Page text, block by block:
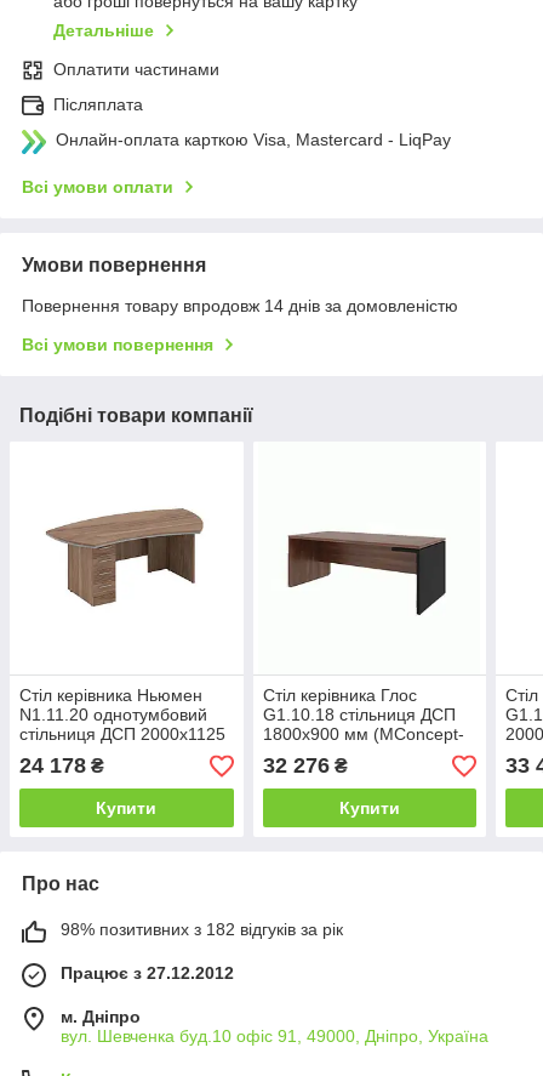
Детальніше
Оплатити частинами
Післяплата
Онлайн-оплата карткою Visa, Mastercard - LiqPay
Всі умови оплати
Умови повернення
Повернення товару впродовж 14 днів за домовленістю
Всі умови повернення
Подібні товари компанії
Стіл керівника Ньюмен
N1.11.20 однотумбовий
стільниця ДСП 2000х1125
мм (MConcept-ТМ)
24 178 ₴
Купити
Стіл керівника Глос
G1.10.18 стільниця ДСП
1800х900 мм (MConcept-
ТМ)
32 276₴
Купити
ТМ)
33
Про нас
98% позитивних з 182 відгуків за рік
Працює з 27.12.2012
м. Дніпро
вул. Шевченка буд.10 офіс 91, 49000, Дніпро, Україна